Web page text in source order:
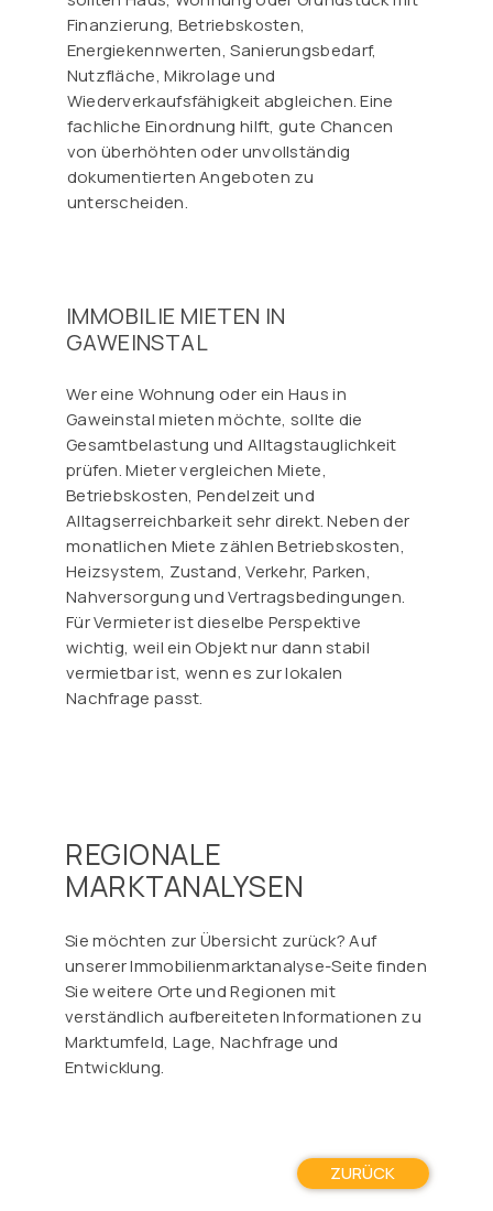
Finanzierung, Betriebskosten,
Energiekennwerten, Sanierungsbedarf,
Nutzfläche, Mikrolage und
Wiederverkaufsfähigkeit abgleichen. Eine
fachliche Einordnung hilft, gute Chancen
von überhöhten oder unvollständig
dokumentierten Angeboten zu
unterscheiden.
IMMOBILIE MIETEN IN
GAWEINSTAL
Wer eine Wohnung oder ein Haus in
Gaweinstal mieten möchte, sollte die
Gesamtbelastung und Alltagstauglichkeit
prüfen. Mieter vergleichen Miete,
Betriebskosten, Pendelzeit und
Alltagserreichbarkeit sehr direkt. Neben der
monatlichen Miete zählen Betriebskosten,
Heizsystem, Zustand, Verkehr, Parken,
Nahversorgung und Vertragsbedingungen.
Für Vermieter ist dieselbe Perspektive
wichtig, weil ein Objekt nur dann stabil
vermietbar ist, wenn es zur lokalen
Nachfrage passt.
REGIONALE
MARKTANALYSEN
Sie möchten zur Übersicht zurück? Auf
unserer Immobilienmarktanalyse-Seite finden
Sie weitere Orte und Regionen mit
verständlich aufbereiteten Informationen zu
Marktumfeld, Lage, Nachfrage und
Entwicklung.
ZURÜCK